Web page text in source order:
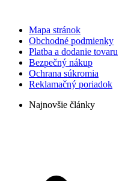
Mapa stránok
Obchodné podmienky
Platba a dodanie tovaru
Bezpečný nákup
Ochrana súkromia
Reklamačný poriadok
Najnovšie články